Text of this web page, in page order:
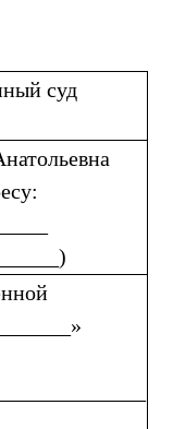
суд